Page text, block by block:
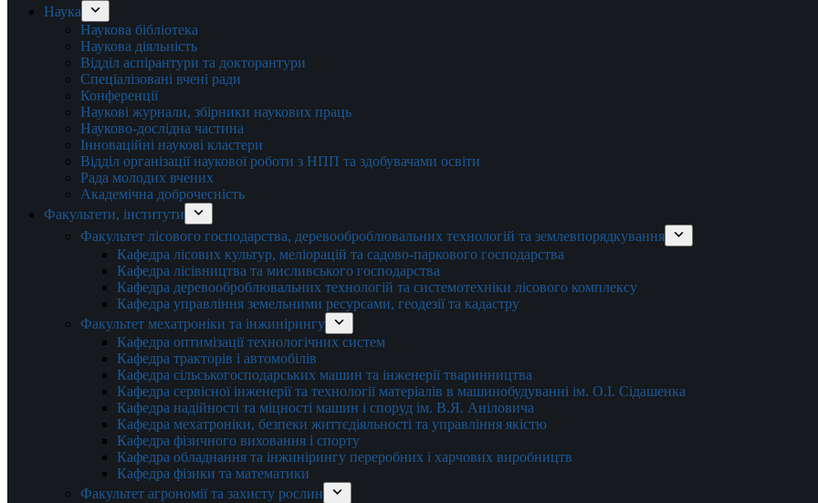
Наука
Наукова бібліотека
Наукова діяльність
Відділ аспірантури та докторантури
Спеціалізовані вчені ради
Конференції
Наукові журнали, збірники наукових праць
Науково-дослідна частина
Інноваційні наукові кластери
Відділ організації наукової роботи з НПП та здобувачами освіти
Рада молодих вчених
Академічна доброчесність
Факультети, інститути
Факультет лісового господарства, деревооброблювальних технологій та землевпорядкування
Кафедра лісових культур, меліорацій та садово-паркового господарства
Кафедра лісівництва та мисливського господарства
Кафедра деревооброблювальних технологій та системотехніки лісового комплексу
Кафедра управління земельними ресурсами, геодезії та кадастру
Факультет мехатроніки та інжинірингу
Кафедра оптимізації технологічних систем
Кафедра тракторів і автомобілів
Кафедра сільськогосподарських машин та інженерії тваринництва
Кафедра cервісної інженерії та технології матеріалів в машинобудуванні ім. О.І. Сідашенка
Кафедра надійності та міцності машин і споруд ім. В.Я. Аніловича
Кафедра мехатроніки, безпеки життєдіяльності та управління якістю
Кафедра фізичного виховання і спорту
Кафедра обладнання та інжинірингу переробних і харчових виробництв
Кафедра фізики та математики
Факультет агрономії та захисту рослин